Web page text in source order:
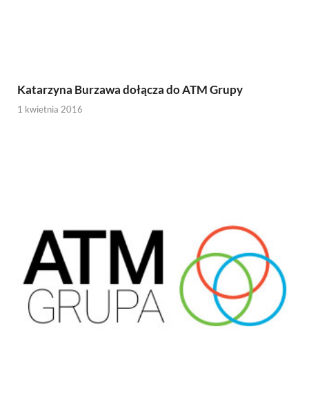
Katarzyna Burzawa dołącza do ATM Grupy
1 kwietnia 2016